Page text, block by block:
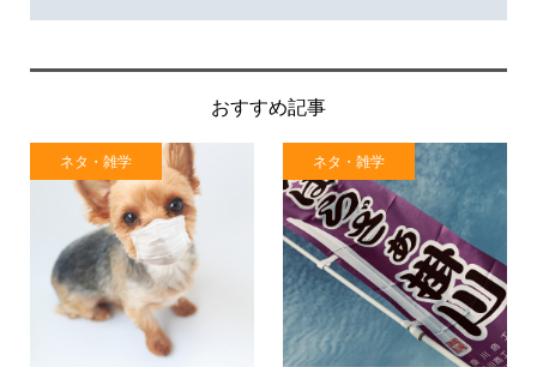
おすすめ記事
ネタ・雑学 ネタ・雑学